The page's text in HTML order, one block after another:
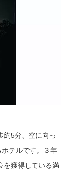
約5分、空に向っ
テルです。３年
を獲得している満